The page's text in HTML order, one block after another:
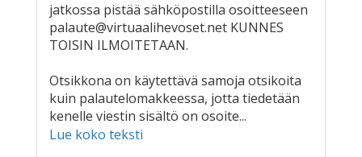
jatkossa pistää sähköpostilla osoitteeseen
palaute@virtuaalihevoset.net KUNNES
TOISIN ILMOITETAAN.
Otsikkona on käytettävä samoja otsikoita
kuin palautelomakkeessa, jotta tiedetään
kenelle viestin sisältö on osoite...
Lue koko teksti